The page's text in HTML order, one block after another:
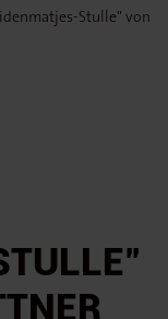
Stulle" von